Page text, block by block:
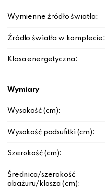
Wymienne źródło światła:
Źródło światła w komplecie:
Klasa energetyczna:
Wymiary
Wysokość (cm):
Wysokość podsufitki (cm):
Szerokość (cm):
Średnica/szerokość
abażuru/klosza (cm):